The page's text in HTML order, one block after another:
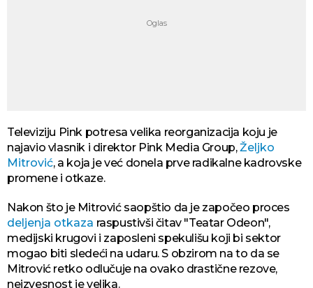
Televiziju Pink potresa velika reorganizacija koju je
najavio vlasnik i direktor Pink Media Group,Željko
Mitrović, a koja je već donela prve radikalne kadrovske
promene i otkaze.
Nakon što je Mitrović saopštio da je započeo proces
deljenja otkaza raspustivši čitav "Teatar Odeon",
medijski krugovi i zaposleni spekulišu koji bi sektor
mogao biti sledeći na udaru. S obzirom na to da se
Mitrović retko odlučuje na ovako drastične rezove,
neizvesnost je velika.